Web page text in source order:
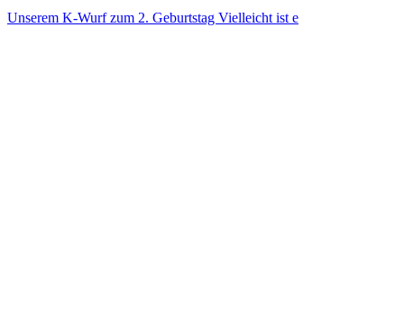
Unse­rem K-Wurf zum 2. Geburts­tag Viel­leicht ist e